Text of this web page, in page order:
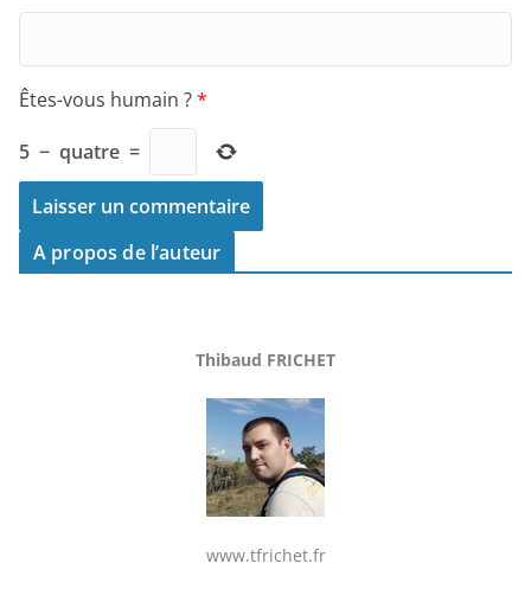
Êtes-vous humain ?*
5 − quatre =
A propos de l’auteur
Thibaud FRICHET
www.tfrichet.fr